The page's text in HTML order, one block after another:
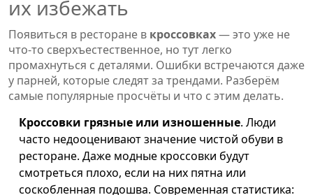
их избежать
Появиться в ресторане в кроссовках— это уже не
что-то сверхъестественное, но тут легко
промахнуться с деталями. Ошибки встречаются даже
у парней, которые следят за трендами. Разберём
самые популярные просчёты и что с этим делать.
Кроссовки грязные или изношенные. Люди
часто недооценивают значение чистой обуви в
ресторане. Даже модные кроссовки будут
смотреться плохо, если на них пятна или
соскобленная подошва. Современная статистика: